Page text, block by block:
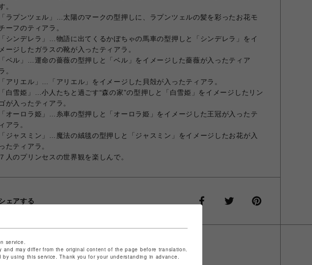
。
「ラプンツェル」…太陽のマークの型押しに、ラプンツェルの髪を彩ったお花モ
ーフのティアラ。
「シンデレラ」…物語に出てくるかぼちゃの馬車の型押しと「シンデレラ」をイ
メージしたガラスの靴が入ったティアラ。
「ベル」…運命の薔薇の型押しと「ベル」をイメージした薔薇が入ったティア
ラ。
「アリエル」…「アリエル」をイメージした貝殻が入ったティアラ。
「白雪姫」…小人たちと過ごす“森の家”の型押しと「白雪姫」をイメージしたリン
ゴが入ったティアラ。
「オーロラ姫」…糸車の型押しと「オーロラ姫」をイメージした王冠が入ったテ
ィアラ。
「ジャスミン」…魔法の絨毯の型押しと「ジャスミン」をイメージしたお花が入
ったティアラ。
７人のプリンセスの世界観を楽しんで。
ェアする
service.
may differ from the original content of the page before translation.
using this service. Thank you for your understanding in advance.